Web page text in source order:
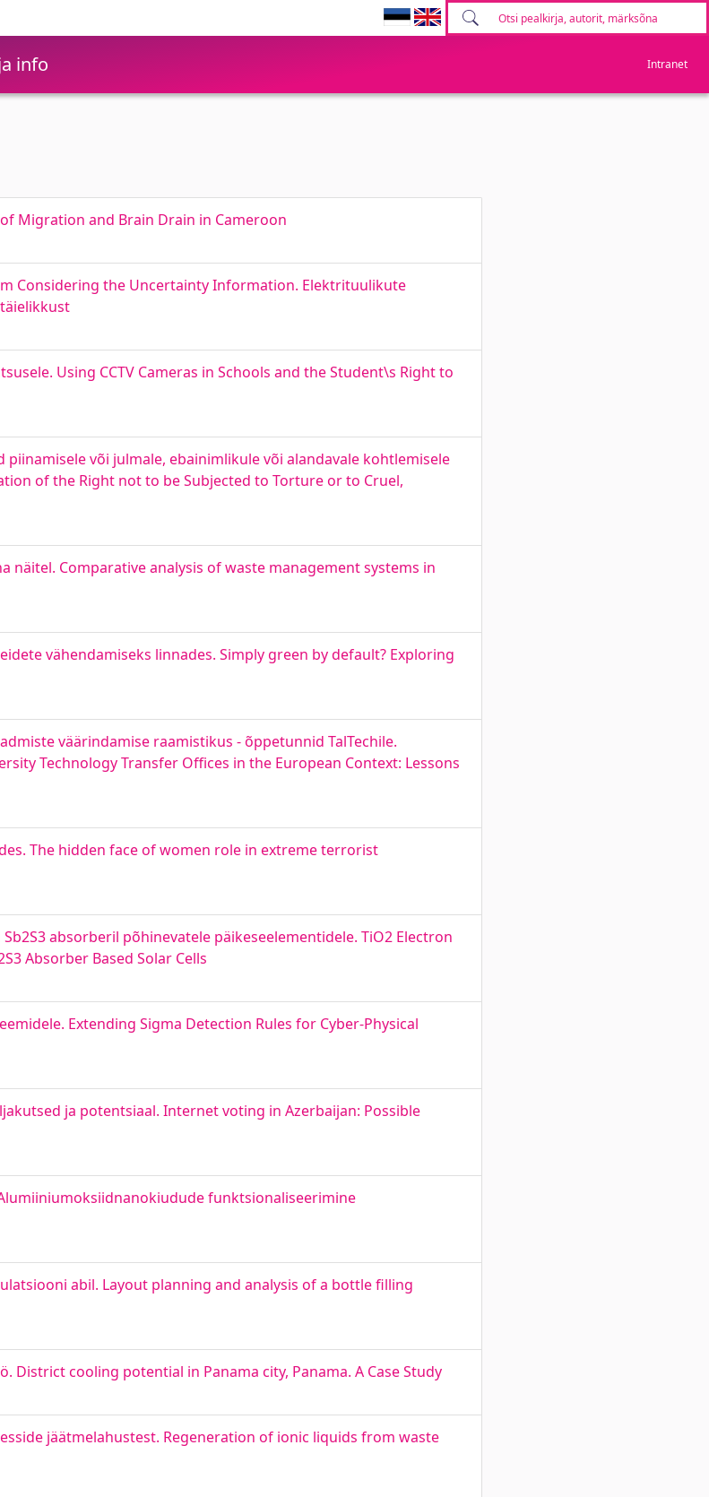
info Intranet
Migration and Brain Drain in Cameroon
Considering the Uncertainty Information. Elektrituulikute
Using CCTV Cameras in Schools and the Student\s Right to
või julmale, ebainimlikule või alandavale kohtlemisele
of the Right not to be Subjected to Torture or to Cruel,
näitel. Comparative analysis of waste management systems in
vähendamiseks linnades. Simply green by default? Exploring
väärindamise raamistikus - õppetunnid TalTechile.
Technology Transfer Offices in the European Context: Lessons
The hidden face of women role in extreme terrorist
absorberil põhinevatele päikeseelementidele. TiO2 Electron
Absorber Based Solar Cells
Extending Sigma Detection Rules for Cyber-Physical
ja potentsiaal. Internet voting in Azerbaijan: Possible
funktsionaliseerimine
abil. Layout planning and analysis of a bottle filling
cooling potential in Panama city, Panama. A Case Study
jäätmelahustest. Regeneration of ionic liquids from waste